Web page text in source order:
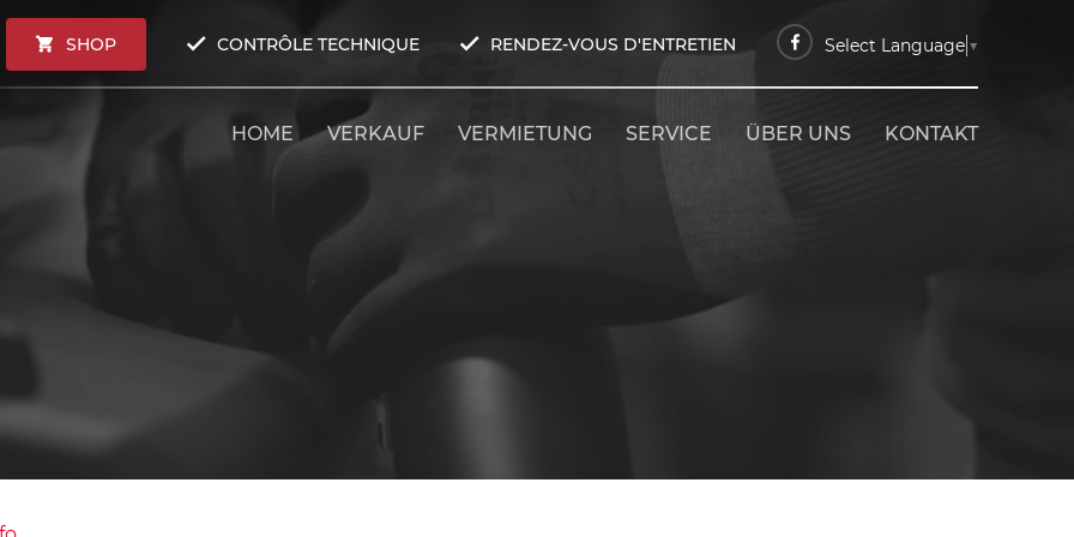
SHOP CONTRÔLE TECHNIQUE RENDEZ-VOUS D'ENTRETIEN Select Language ▼
HOME VERKAUF VERMIETUNG SERVICE ÜBER UNS KONTAKT